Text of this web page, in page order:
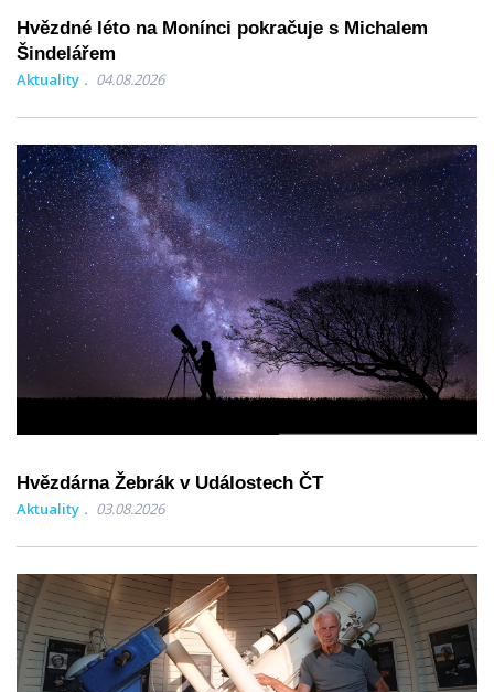
Hvězdné léto na Monínci pokračuje s Michalem
Šindelářem
Aktuality 04.08.2026
Hvězdárna Žebrák v Událostech ČT
Aktuality 03.08.2026